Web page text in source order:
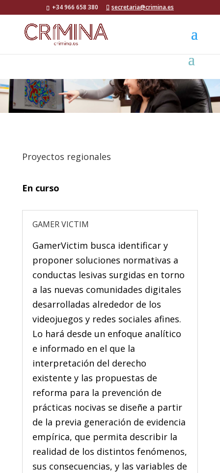
+34 966 658 380 secretaria@crimina.es
Proyectos regionales
En curso
GAMER VICTIM
GamerVictim busca identificar y
proponer soluciones normativas a
conductas lesivas surgidas en torno
a las nuevas comunidades digitales
desarrolladas alrededor de los
videojuegos y redes sociales afines.
Lo hará desde un enfoque analítico
e informado en el que la
interpretación del derecho
existente y las propuestas de
reforma para la prevención de
prácticas nocivas se diseñe a partir
de la previa generación de evidencia
empírica, que permita describir la
realidad de los distintos fenómenos,
sus consecuencias, y las variables de